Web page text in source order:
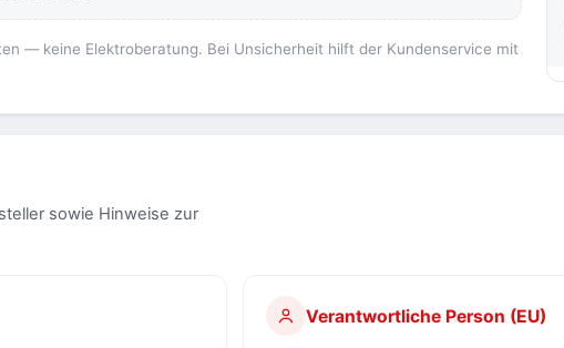
— keine Elektroberatung. Bei Unsicherheit hilft der Kundenservice mit
sowie Hinweise zur
Verantwortliche Person (EU)